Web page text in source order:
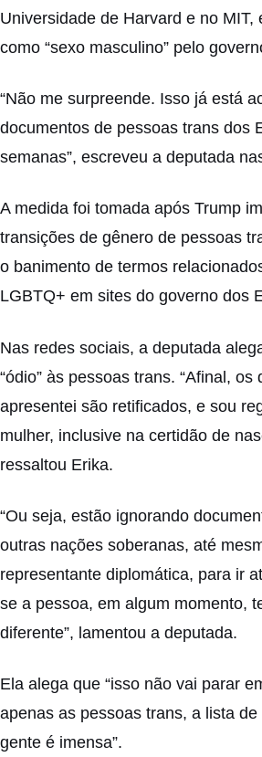
Universidade de Harvard e no MIT,
como “sexo masculino” pelo
“Não me surpreende. Isso já está
documentos de pessoas trans dos
semanas”, escreveu a deputada
A medida foi tomada após Trump
transições de gênero de pessoas
o banimento de termos
LGBTQ+ em sites do governo dos
Nas redes sociais, a deputada
“ódio” às pessoas trans. “Afinal,
apresentei são retificados, e sou
mulher, inclusive na certidão de
ressaltou Erika.
“Ou seja, estão ignorando
outras nações soberanas, até
representante diplomática, para ir
se a pessoa, em algum momento,
diferente”, lamentou a deputada.
Ela alega que “isso não vai parar
apenas as pessoas trans, a lista
gente é imensa”.